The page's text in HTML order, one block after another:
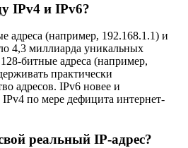
IPv4 и IPv6?
адреса (например, 192.168.1.1) и
4,3 миллиарда уникальных
битные адреса (например,
практически
адресов. IPv6 новее и
по мере дефицита интернет-
реальный IP-адрес?